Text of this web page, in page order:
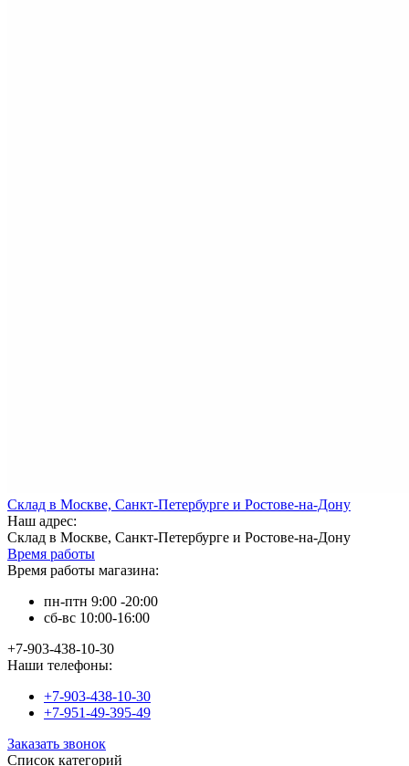
Склад в Москве, Санкт-Петербурге и Ростове-на-Дону
Наш адрес:
Склад в Москве, Санкт-Петербурге и Ростове-на-Дону
Время работы
Время работы магазина:
пн-птн 9:00 -20:00
сб-вс 10:00-16:00
+7-903-438-10-30
Наши телефоны:
+7-903-438-10-30
+7-951-49-395-49
Заказать звонок
Список категорий